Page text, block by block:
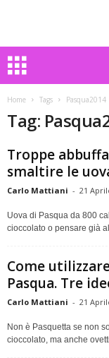
Home Tags Pasqua2014
Tag:
Troppe
smaltire le
Carlo Mattiani - 21
Uova di Pasqua da 800
cioccolato o pensare già
Come
Pasqua. Tre
Carlo Mattiani - 21
Non è Pasquetta se non
cioccolato, ma anche